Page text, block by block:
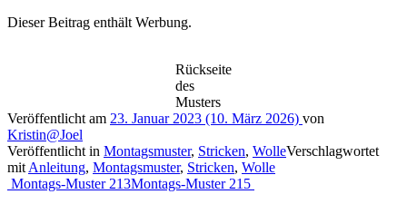
Dieser Beitrag enthält Werbung.
Rückseite
des
Musters
Veröffentlicht am 23. Januar 2023 (10. März 2026) von
Kristin@Joel
Veröffentlicht in Montagsmuster, Stricken, WolleVerschlagwortet
mit Anleitung, Montagsmuster, Stricken, Wolle
Beitragsnavigation
Montags-Muster 213Montags-Muster 215